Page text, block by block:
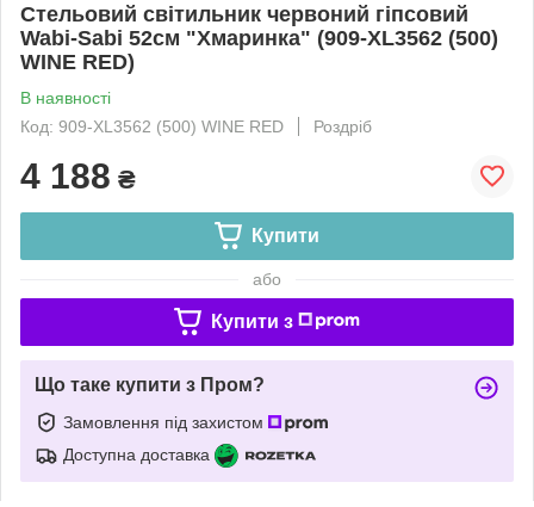
Стельовий світильник червоний гіпсовий
Wabi-Sabi 52см "Хмаринка" (909-XL3562 (500)
WINE RED)
В наявності
Код: 909-XL3562 (500) WINE RED
Роздріб
4 188 ₴
Купити
або
Купити з
Що таке купити з Пром?
Замовлення під захистом
Доступна доставка